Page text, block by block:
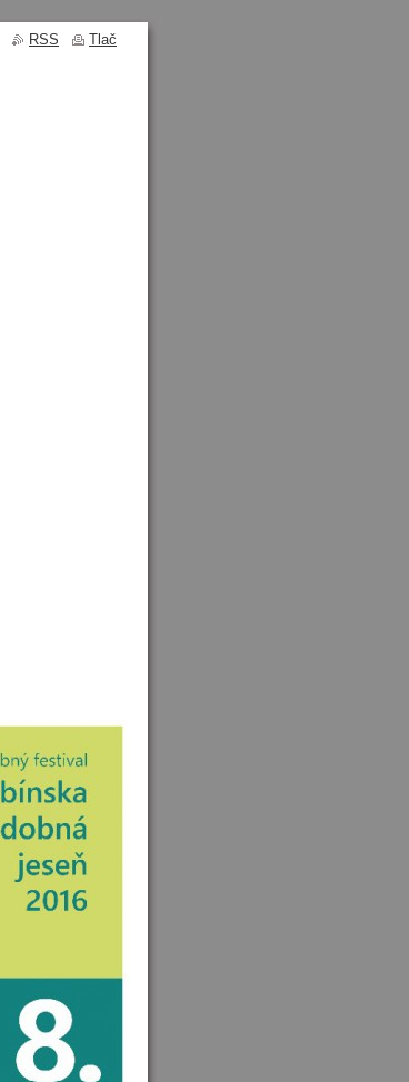
RSS Tlač